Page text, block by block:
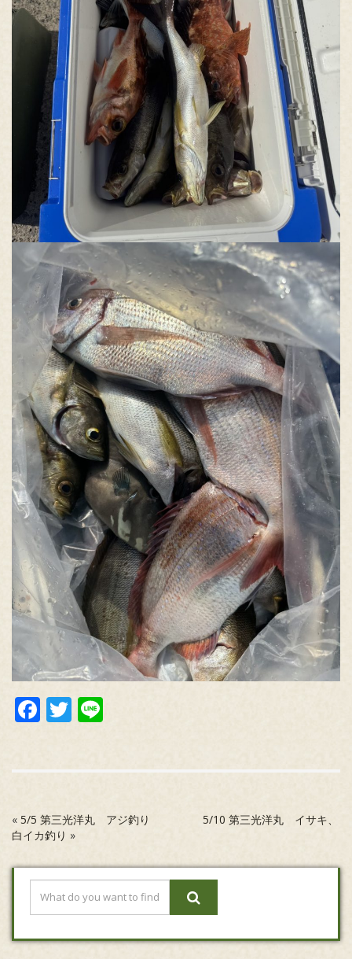
Facebook
Twitter
« 5/5 第三光洋丸 アジ釣り
5/10 第三光洋丸 イサキ、
白イカ釣り »